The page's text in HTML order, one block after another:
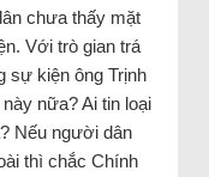
chưa thấy mặt
Với trò gian trá
sự kiện ông Trịnh
nữa? Ai tin loại
Nếu người dân
thì chắc Chính